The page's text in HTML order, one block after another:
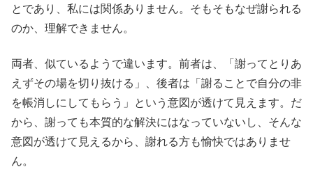
とであり、私には関係ありません。そもそもなぜ謝られる
のか、理解できません。
両者、似ているようで違います。前者は、「謝ってとりあ
えずその場を切り抜ける」、後者は「謝ることで自分の非
を帳消しにしてもらう」という意図が透けて見えます。だ
から、謝っても本質的な解決にはなっていないし、そんな
意図が透けて見えるから、謝れる方も愉快ではありませ
ん。